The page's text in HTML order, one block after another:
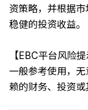
资策略，并根据
稳健的投资收益。
【EBC平台风险
一般参考使用，
赖的财务、投资或